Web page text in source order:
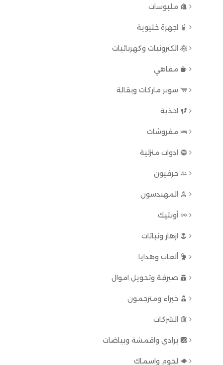
ملبوسات
اجهزة خليوية
الكترونيات وكهربائيات
مقاهي
سوبر ماركات وبقالة
احذية
مفروشات
ادوات منزلية
حرفيون
المهندسون
أوبتيك
ازهار ونباتات
ألعاب وهدايا
صيرفة وتحويل اموال
خبراء ومترجمون
الشركات
برادي واقمشة وبياضات
لحوم واسماك